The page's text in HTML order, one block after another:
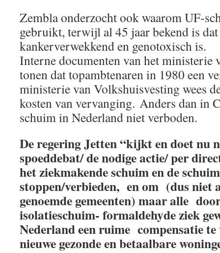
Zembla onderzocht ook waarom UF-
gebruikt, terwijl al 45 jaar bekend is
kankerverwekkend en genotoxisch is.
Interne documenten van het ministerie
tonen dat topambtenaren in 1980 een
ministerie van Volkshuisvesting wees
kosten van vervanging. Anders dan in
schuim in Nederland niet verboden.
De regering Jetten “kijkt en doet nu
spoeddebat/ de nodige actie/ per
hetziekmakende schuim en de
stoppen/verbieden, en om (dus niet
genoemde gemeenten) maar alle
isolatieschuim-formaldehyde ziek
Nederland een ruime compensatie te
nieuwe gezonde en betaalbare